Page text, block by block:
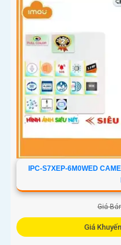
IPC-S7XEP-6M0WED
Giá
Giá